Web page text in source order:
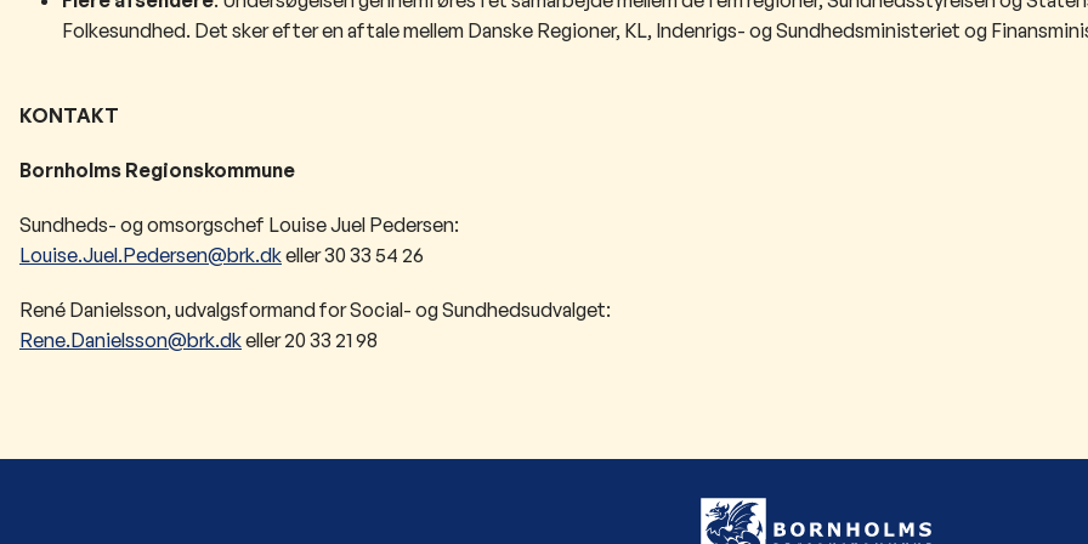
Folkesundhed. Det sker efter en aftale mellem Danske Regioner, KL, Indenrigs- og Sundhedsministeriet og
KONTAKT
Bornholms Regionskommune
Sundheds- og omsorgschef Louise Juel Pedersen:
Louise.Juel.Pedersen@brk.dkeller 30 33 54 26
René Danielsson, udvalgsformand for Social- og Sundhedsudvalget:
Rene.Danielsson@brk.dkeller 20 33 21 98